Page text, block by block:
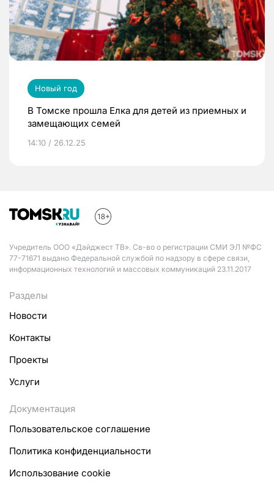
Новый год
В Томске прошла Елка для детей из приемных и
замещающих семей
14:10 / 26.12.25
Учредитель ООО «Дайджест ТВ». Св-во о регистрации СМИ ЭЛ №ФС
77-71671 выдано Федеральной службой по надзору в сфере связи,
информационных технологий и массовых коммуникаций 23.11.2017
Разделы
Новости
Контакты
Проекты
Услуги
Документация
Пользовательское соглашение
Политика конфиденциальности
Использование cookie